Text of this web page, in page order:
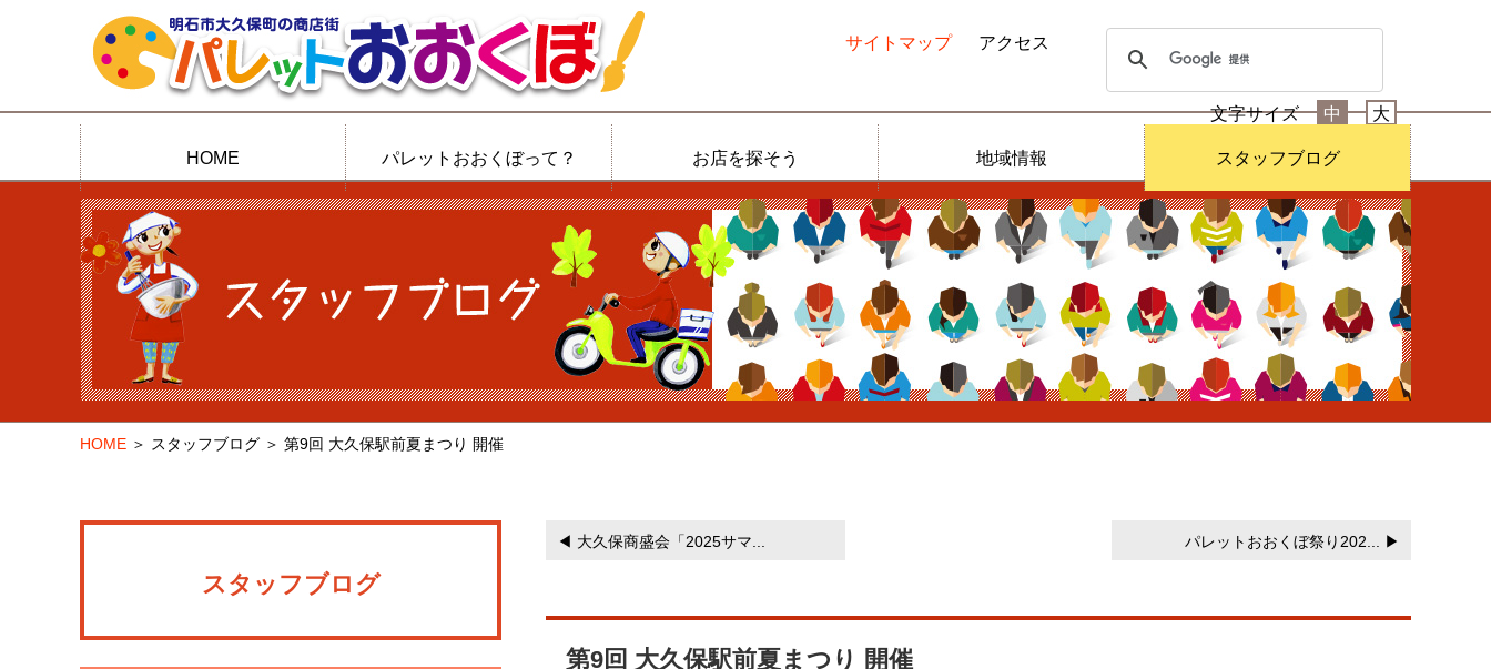
サイトマップ アクセス
文字サイズ 中 大
HOME パレットおおくぼって？ お店を探そう 地域情報 スタッフブログ
HOME ＞ スタッフブログ ＞ 第9回 大久保駅前夏まつり 開催
◀ 大久保商盛会「2025サマ... パレットおおくぼ祭り202... ▶
第9回 大久保駅前夏まつり 開催
スタッフブログ